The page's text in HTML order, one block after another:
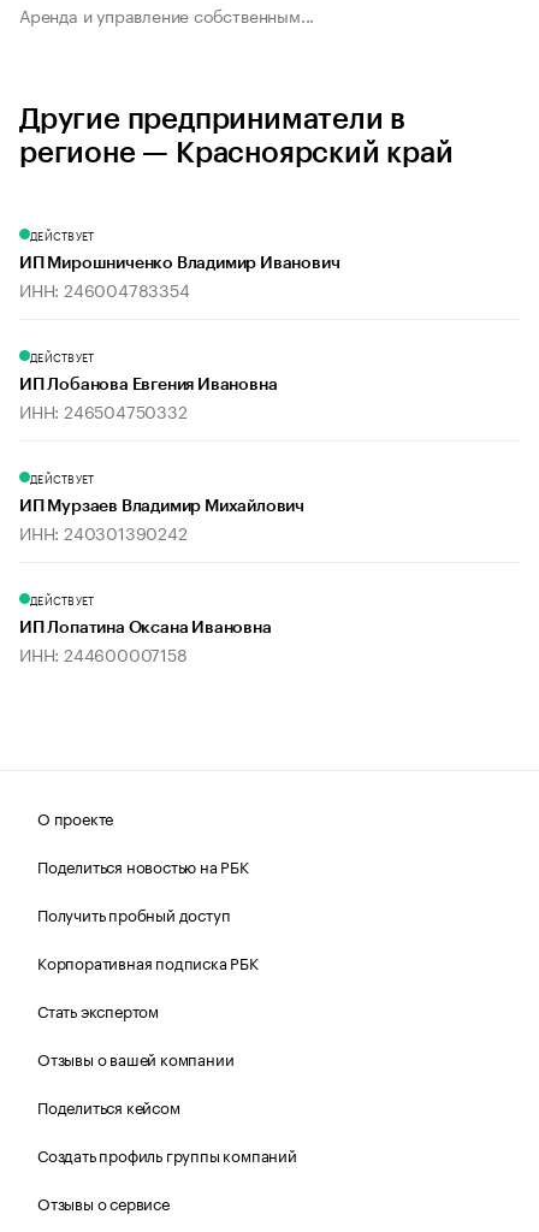
Аренда и управление собственным...
Другие предприниматели в
регионе — Красноярский край
ДЕЙСТВУЕТ
ИП Мирошниченко Владимир Иванович
ИНН: 246004783354
ДЕЙСТВУЕТ
ИП Лобанова Евгения Ивановна
ИНН: 246504750332
ДЕЙСТВУЕТ
ИП Мурзаев Владимир Михайлович
ИНН: 240301390242
ДЕЙСТВУЕТ
ИП Лопатина Оксана Ивановна
ИНН: 244600007158
О проекте
Поделиться новостью на РБК
Получить пробный доступ
Корпоративная подписка РБК
Стать экспертом
Отзывы о вашей компании
Поделиться кейсом
Создать профиль группы компаний
Отзывы о сервисе